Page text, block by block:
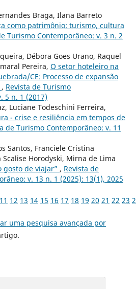
Braga, Ilana Barreto
como patrimônio: turismo, cultura
Turismo Contemporâneo: v. 3 n. 2
Débora Goes Urano, Raquel
Pereira, O setor hoteleiro na
CE: Processo de expansão
, Revista de Turismo
5 n. 1 (2017)
Luciane Todeschini Ferreira,
- crise e resiliência em tempos de
de Turismo Contemporâneo: v. 11
Santos, Franciele Cristina
Scalise Horodyski, Mirna de Lima
gosto de viajar” , Revista de
v. 13 n. 1 (2025): 13(1), 2025
11 12 13 14 15 16 17 18 19 20 21 22 23
uma pesquisa avançada por